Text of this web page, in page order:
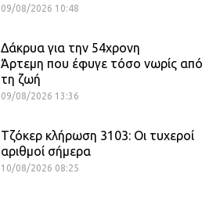
09/08/2026 10:48
Δάκρυα για την 54χρονη
Άρτεμη που έφυγε τόσο νωρίς από
τη ζωή
09/08/2026 13:36
Τζόκερ κλήρωση 3103: Οι τυχεροί
αριθμοί σήμερα
10/08/2026 08:25